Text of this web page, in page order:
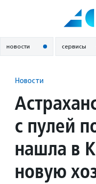
новости сервисы
Новости
с пулей
нашла в
новую